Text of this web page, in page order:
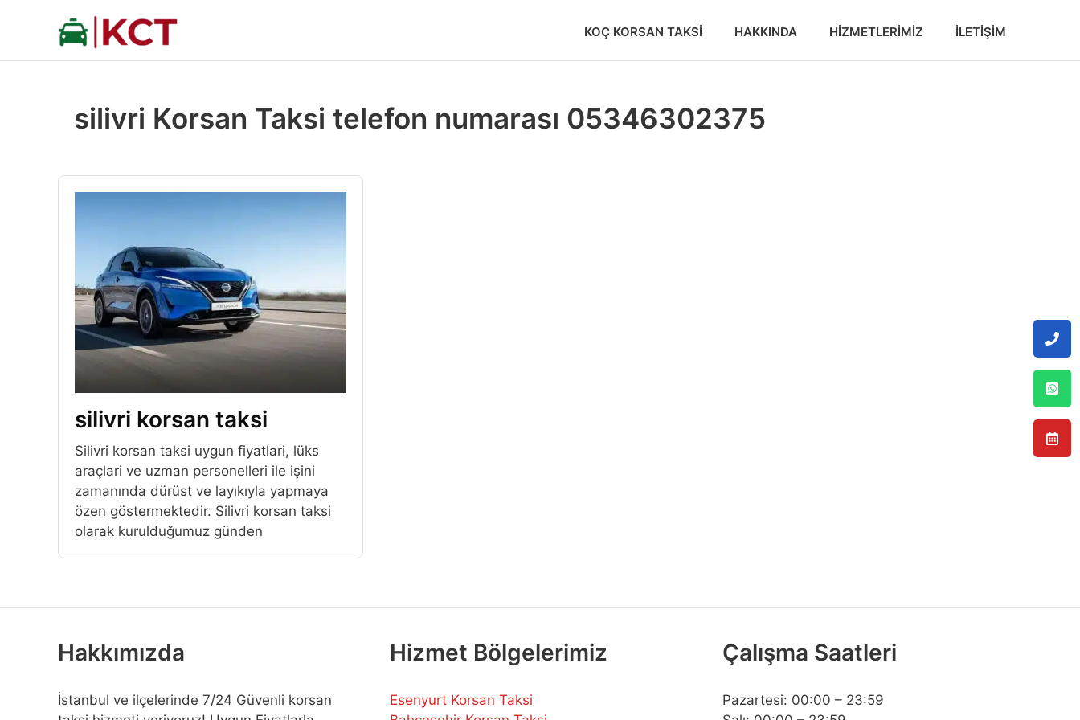
KOÇ KORSAN TAKSI HAKKINDA HIZMETLERIMIZ İLETIŞIM
silivri Korsan Taksi telefon numarası 05346302375
silivri korsan taksi
Silivri korsan taksi uygun fiyatlari, lüks
araçlari ve uzman personelleri ile işini
zamanında dürüst ve layıkıyla yapmaya
özen göstermektedir. Silivri korsan taksi
olarak kurulduğumuz günden
Hakkımızda
İstanbul ve ilçelerinde 7/24 Güvenli korsan
Hizmet Bölgelerimiz
Esenyurt Korsan Taksi
Çalışma Saatleri
Pazartesi: 00:00 – 23:59